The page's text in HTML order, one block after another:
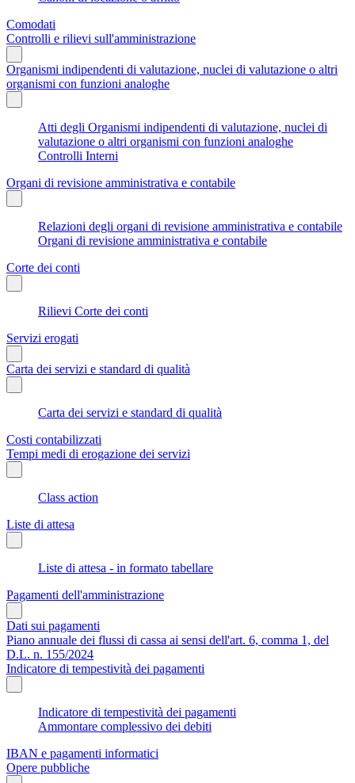
Comodati
Controlli e rilievi sull'amministrazione
Organismi indipendenti di valutazione, nuclei di valutazione o altri
organismi con funzioni analoghe
Atti degli Organismi indipendenti di valutazione, nuclei di
valutazione o altri organismi con funzioni analoghe
Controlli Interni
Organi di revisione amministrativa e contabile
Relazioni degli organi di revisione amministrativa e contabile
Organi di revisione amministrativa e contabile
Corte dei conti
Rilievi Corte dei conti
Servizi erogati
Carta dei servizi e standard di qualità
Carta dei servizi e standard di qualità
Costi contabilizzati
Tempi medi di erogazione dei servizi
Class action
Liste di attesa
Liste di attesa - in formato tabellare
Pagamenti dell'amministrazione
Dati sui pagamenti
Piano annuale dei flussi di cassa ai sensi dell'art. 6, comma 1, del
D.L. n. 155/2024
Indicatore di tempestività dei pagamenti
Indicatore di tempestività dei pagamenti
Ammontare complessivo dei debiti
IBAN e pagamenti informatici
Opere pubbliche